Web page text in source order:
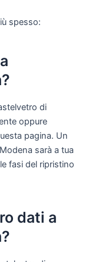
spesso:
di
oppure
pagina. Un
sarà a tua
fasi del ripristino
dati a